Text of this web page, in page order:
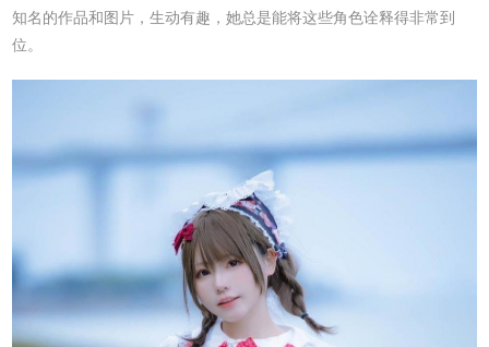
知名的作品和图片，生动有趣，她总是能将这些角色诠释得非常到
位。